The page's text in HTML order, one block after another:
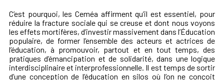
C’est pourquoi, les Ceméa affirment qu’il est essentiel, pour
réduire la fracture sociale qui se creuse et dont nous voyons
les effets mortifères, d’investir massivement dans l’Éducation
populaire, de former l’ensemble des acteurs et actrices de
l’éducation, à promouvoir, partout et en tout temps, des
pratiques d’émancipation et de solidarité, dans une logique
interdisciplinaire et interprofessionnelle. Il est temps de sortir
d’une conception de l’éducation en silos où l’on ne conçoit